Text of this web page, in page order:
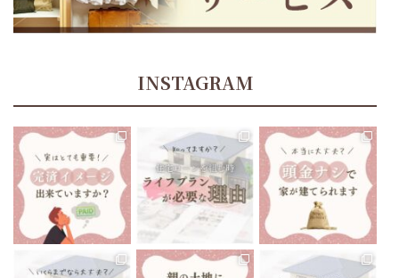
INSTAGRAM
tomoe_kikuchi_lifeplan
住宅ローン返済中、70歳
あたりでお金が足りなく
なることに、気づくことに
なったら…...
12月 13
tomoe_kikuchi_lifeplan
今までにない大きな買い
物になるマイホーム🏘
...
tomoe_kikuchi_lifeplan
“頭金ナシで家が建てられ
ます”と聞いたりしますよ
ね🤔
...
12月 8
tomoe_kikuchi_lifeplan tomoe_kikuchi_lifeplan tomoe_kikuchi_lifeplan